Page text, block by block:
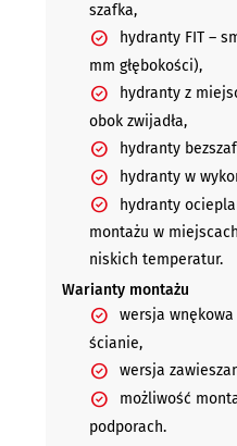
szafka,
hydranty FIT –
mm głębokości),
hydranty z
obok zwijadła,
hydranty
hydranty w
hydranty
montażu w
niskich temperatur.
Warianty montażu
wersja
ścianie,
wersja
możliwość
podporach.